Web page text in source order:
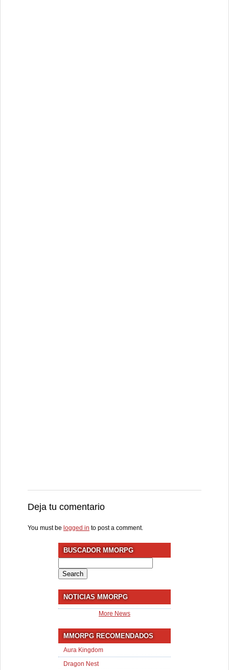
Deja tu comentario
You must be logged in to post a comment.
BUSCADOR MMORPG
for:
NOTICIAS MMORPG
More News
MMORPG RECOMENDADOS
Aura Kingdom
Dragon Nest